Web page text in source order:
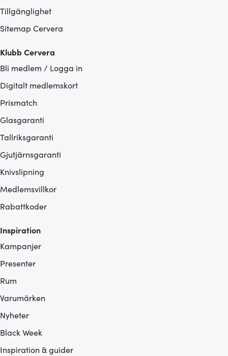
Tillgänglighet
Sitemap Cervera
Klubb Cervera
Bli medlem / Logga in
Digitalt medlemskort
Prismatch
Glasgaranti
Tallriksgaranti
Gjutjärnsgaranti
Knivslipning
Medlemsvillkor
Rabattkoder
Inspiration
Kampanjer
Presenter
Rum
Varumärken
Nyheter
Black Week
Inspiration & guider